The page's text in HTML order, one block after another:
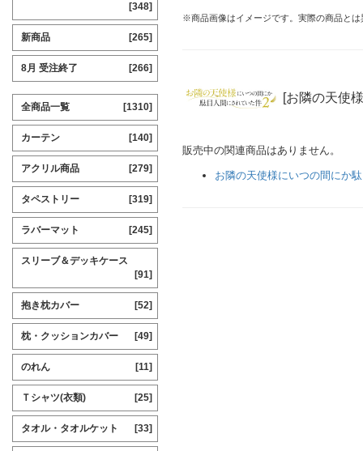
※商品画像はイメージです。実際の商品と
[お隣の天使
販売中の関連商品はありません。
お隣の天使様にいつの間にか
[348]
新商品 [265]
8月 受注終了 [266]
全商品一覧 [1310]
カーテン [140]
アクリル商品 [279]
タペストリー [319]
ラバーマット [245]
スリーブ＆デッキケース
[91]
抱き枕カバー [52]
枕・クッションカバー [49]
のれん [11]
Ｔシャツ(衣類) [25]
タオル・タオルケット [33]